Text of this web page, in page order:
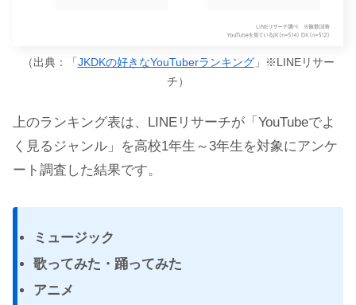
（出典：「JKDKの好きなYouTuberランキング」※LINEリサー
チ）
上のランキング表は、LINEリサーチが「YouTubeでよ
く見るジャンル」を高校1年生～3年生を対象にアンケ
ート調査した結果です。
ミュージック
歌ってみた・踊ってみた
アニメ